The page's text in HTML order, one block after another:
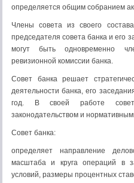
определяется общим собранием
Члены совета из своего
председателя совета банка и его
могут быть одновременно
ревизионной комиссии банка.
Совет банка решает
деятельности банка, его
год. В своей работе совет
законодательством и
Совет банка:
определяет направление
масштаба и круга операций в
условий, размеры процентных